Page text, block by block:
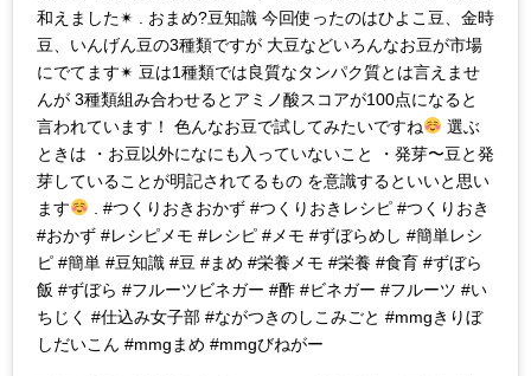
和えました✴︎ . おまめ?豆知識 今回使ったのはひよこ豆、金時
豆、いんげん豆の3種類ですが 大豆などいろんなお豆が市場
にでてます✴︎ 豆は1種類では良質なタンパク質とは言えませ
んが 3種類組み合わせるとアミノ酸スコアが100点になると
言われています！ 色んなお豆で試してみたいですね
選ぶ
ときは ・お豆以外になにも入っていないこと ・発芽〜豆と発
芽していることが明記されてるもの を意識するといいと思い
ます
. #つくりおきおかず #つくりおきレシピ #つくりおき
#おかず #レシピメモ #レシピ #メモ #ずぼらめし #簡単レシ
ピ #簡単 #豆知識 #豆 #まめ #栄養メモ #栄養 #食育 #ずぼら
飯 #ずぼら #フルーツビネガー #酢 #ビネガー #フルーツ #い
ちじく #仕込み女子部 #ながつきのしこみごと #mmgきりぼ
しだいこん #mmgまめ #mmgびねがー